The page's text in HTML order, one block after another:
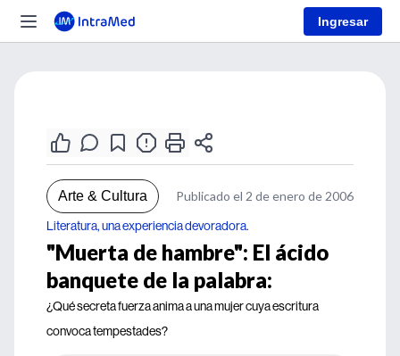
Ingresar
Arte & Cultura Publicado el 2 de enero de 2006
Literatura, una experiencia devoradora.
"Muerta de hambre": El ácido
banquete de la palabra:
¿Qué secreta fuerza anima a una mujer cuya escritura
convoca tempestades?